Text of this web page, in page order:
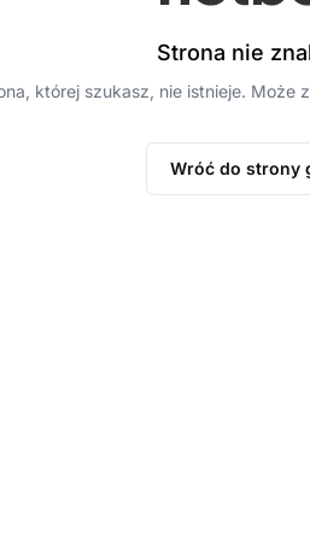
Strona nie
której szukasz, nie istnieje. Może
Wróć do strony